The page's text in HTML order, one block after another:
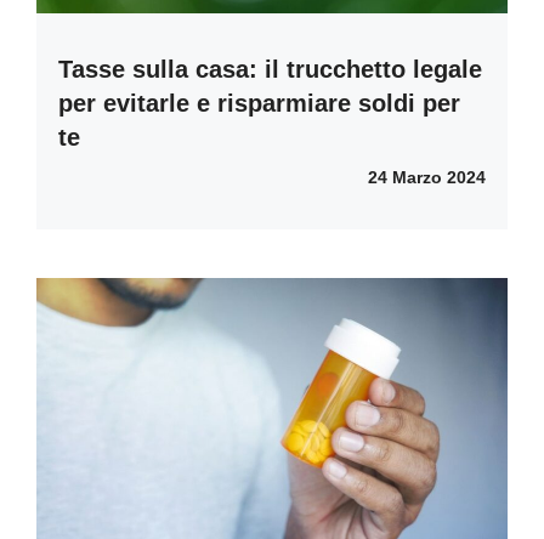
Tasse sulla casa: il trucchetto legale
per evitarle e risparmiare soldi per
te
24 Marzo 2024